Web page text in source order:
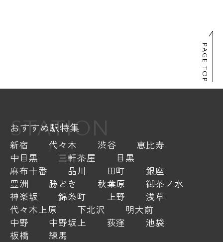
PAGE TOP
STATION
おすすめ駅特集
新宿 代々木 渋谷
恵比寿
中目黒
三軒茶屋
目黒
麻布十番
品川 田町
銀座
豊洲
勝どき 秋葉原
御茶ノ水
神楽坂
錦糸町 上野
浅草
代々木上原
下北沢
明大前
中野
中野坂上 荻窪
池袋
板橋
練馬